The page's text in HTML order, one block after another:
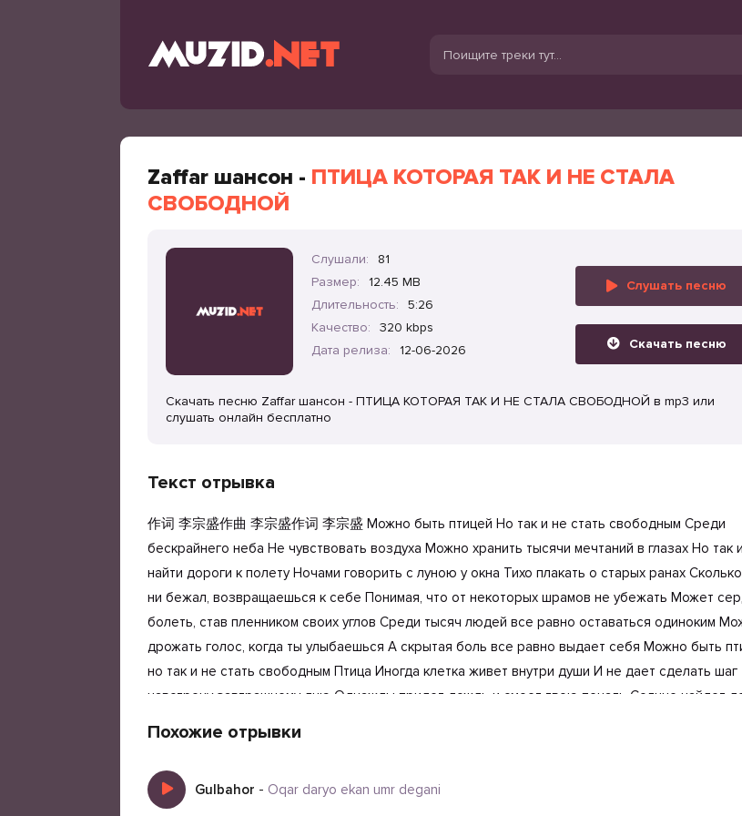
Zaffar шансон - ПТИЦА КОТОРАЯ ТАК И НЕ СТАЛА
СВОБОДНОЙ
Слушали:
81
Размер:
12.45 MB
Длительность:
5:26
Качество:
320 kbps
Дата релиза:
12-06-2026
Слушать песню
Скачать песню
Скачать песню Zaffar шансон - ПТИЦА КОТОРАЯ ТАК И НЕ СТАЛА СВОБОДНОЙ в mp3 или
слушать онлайн бесплатно
Текст отрывка
作词 李宗盛作曲 李宗盛作词 李宗盛 Можно быть птицей Но так и не стать свободным Среди
бескрайнего неба Не чувствовать воздуха Можно хранить тысячи мечтаний в глазах Но так
найти дороги к полету Ночами говорить с луною у окна Тихо плакать о старых ранах
ни бежал, возвращаешься к себе Понимая, что от некоторых шрамов не убежать Может
болеть, став пленником своих углов Среди тысяч людей все равно оставаться одиноким
дрожать голос, когда ты улыбаешься А скрытая боль все равно выдает себя Можно быть
но так и не стать свободным Птица Иногда клетка живет внутри души И не дает сделать шаг
навстречу завтрашнему дню Однажды придет дождь и смоет твою печаль Солнце найдет
крылья Становятся началом взлета В тишине ночей Все еще дышит надежда Из пепла боли
снова Прорастают мечты Тот, кто смог победить ПЕСНЯ Может сердце болеть Став
своих углов Среди тысяч людей Все равно оставаться одиноким Может дрожать голос
Похожие отрывки
Gulbahor - Oqar daryo ekan umr degani